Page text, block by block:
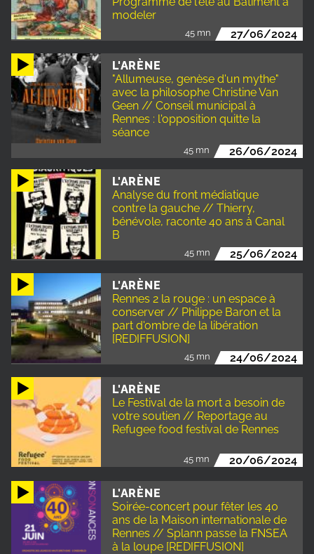
modeler
45 mn 27/06/2024
L'ARÈNE
"Allumeuse, genèse d'un mythe"
avec la philosophe Christine Van
Geen // Conseil municipal à
Rennes : l'opposition quitte la
séance
45 mn 26/06/2024
L'ARÈNE
Analyse du front médiatique
contre la gauche // Thierry,
bénévole, raconte 40 ans à Canal
B
45 mn 25/06/2024
L'ARÈNE
Rennes 2 la rouge : un espace à
conserver // Philippe Baron et la
part d'ombre de la libération
[REDIFFUSION]
45 mn 24/06/2024
L'ARÈNE
Le Festival de la mort a besoin de
votre soutien // Reportage au
Refugee food festival de Rennes
45 mn 20/06/2024
L'ARÈNE
Soirée-concert pour fêter les 40
ans de la Maison internationale de
Rennes // Splann passe la FNSEA
à la loupe [REDIFFUSION]